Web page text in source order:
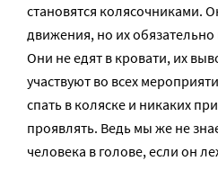
становятся колясочниками.
движения, но их
Они не едят в кровати, их
участвуют во всех
спать в коляске и никаких
проявлять. Ведь мы же не
человека в голове, если он